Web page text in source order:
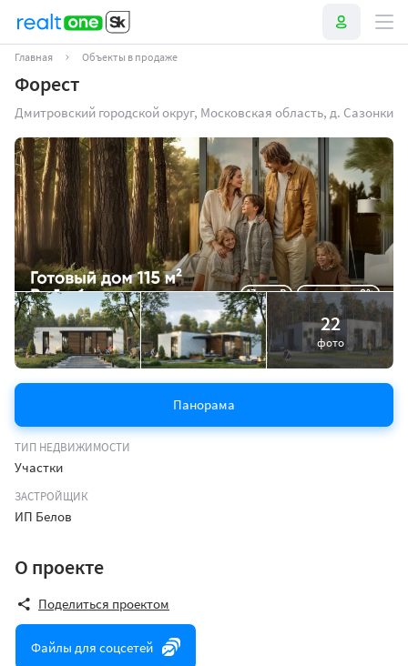
Главная Объекты в продаже
Форест
Дмитровский городской округ, Московская область, д. Сазонки
22
фото
Панорама
ТИП НЕДВИЖИМОСТИ
Участки
ЗАСТРОЙЩИК
ИП Белов
О проекте
Поделиться проектом
Файлы для соцсетей